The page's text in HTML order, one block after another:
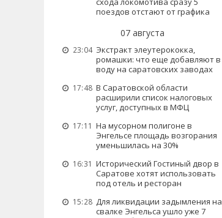
поездов отстают от графика
07 августа
23:04 Экстракт элеутерококка,
ромашки: что еще добавляют в
воду на саратовских заводах
17:48 В Саратовской области
расширили список налоговых
услуг, доступных в МФЦ
17:11 На мусорном полигоне в
Энгельсе площадь возгорания
уменьшилась на 30%
16:31 Исторический Гостиный двор в
Саратове хотят использовать
под отель и ресторан
15:28 Для ликвидации задымления на
свалке Энгельса ушло уже 7